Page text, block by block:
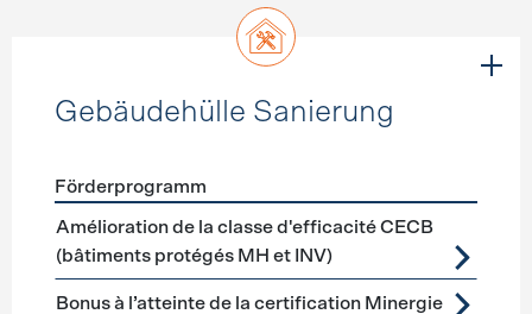
Gebäudehülle Sanierung
Förderprogramme Gebäudehülle Sanierung
Förderprogramm
Amélioration de la classe d'efficacité CECB
(bâtiments protégés MH et INV)
Bonus à l’atteinte de la certification Minergie